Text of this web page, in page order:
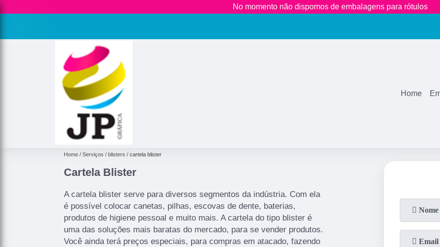
No momento não dispomos de embalagens para rótulos
Home
Home Serviços blisters cartela blister
Cartela Blister
A cartela blister serve para diversos segmentos da indústria. Com ela
é possível colocar canetas, pilhas, escovas de dente, baterias,
produtos de higiene pessoal e muito mais. A cartela do tipo blister é
uma das soluções mais baratas do mercado, para se vender produtos.
Você ainda terá preços especiais, para compras em atacado, fazendo